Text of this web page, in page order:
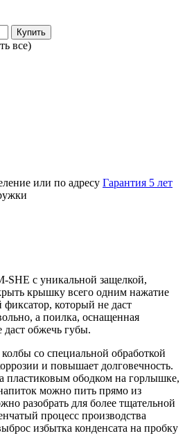
Купить
все)
или по адресу Гарантия 5 лет
SHE с уникальной защелкой,
крышку всего одним нажатие
который не даст
а поилка, оснащенная
обжечь губы.
со специальной обработкой
и повышает долговечность.
пластиковым ободком на горлышке,
можно пить прямо из
разобрать для более тщательной
процесс производства
избытка конденсата на пробку